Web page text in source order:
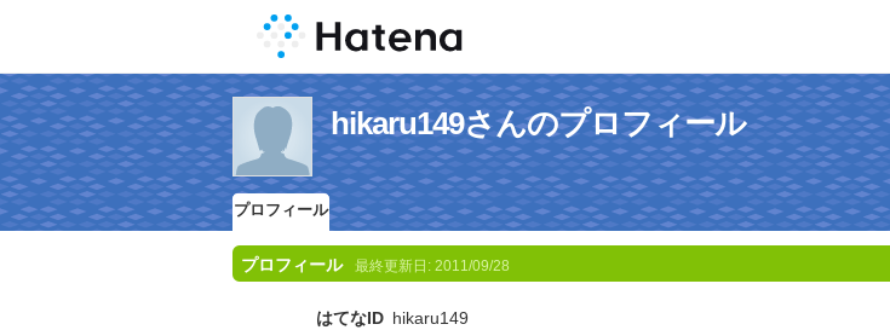
hikaru149さんのプロフィール
プロフィール
プロフィール 最終更新日: 2011/09/28
はてなID hikaru149